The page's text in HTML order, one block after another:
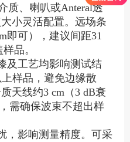
质、喇叭或Anteral透
小灵活配置。远场条
即可），建议间距31
品。
及工艺均影响测试结
样品，避免边缘散
天线约3 cm（3 dB衰
需确保波束不超出样
，影响测量精度。可采